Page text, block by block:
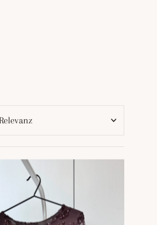
Ausgewählt
Am relevantesten
meistverkauft
Alphabetisch, A-Z